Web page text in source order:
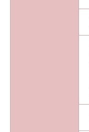
(3) キヤノン、
売代理店また
ウェア」、ま
起因または関
じたいかなる紛
ないものとしま